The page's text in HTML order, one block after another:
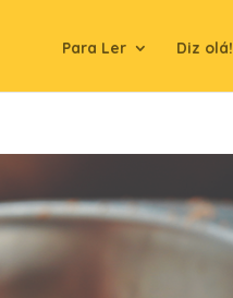
Para Ler Diz olá!